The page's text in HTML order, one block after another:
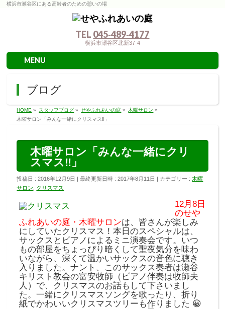
横浜市瀬谷区にある高齢者のための憩いの場
TEL 045‐489‐4177
横浜市瀬谷区北新37-4
MENU
ブログ
HOME » スタッフブログ » せやふれあいの庭 » 木曜サロン »
木曜サロン「みんな一緒にクリスマス‼」
木曜サロン「みんな一緒にクリ
スマス‼」
投稿日 : 2016年12月9日 最終更新日時 : 2017年8月11日 カテゴリー :木曜
サロン
クリスマス
12月8日
のせや
ふれあいの庭・木曜サロンは、皆さんが楽しみ
にしていたクリスマス！本日のスペシャルは、
サックスとピアノによるミニ演奏会です。いつ
もの部屋をちょっぴり暗くして聖夜気分を味わ
いながら、深くて温かいサックスの音色に聴き
入りました。ナント、このサックス奏者は瀬谷
キリスト教会の富安牧師（ピアノ伴奏は牧師夫
人）で、クリスマスのお話もして下さいまし
た。一緒にクリスマスソングを歌ったり、折り
紙でかわいいクリスマスツリーも作りました 😀